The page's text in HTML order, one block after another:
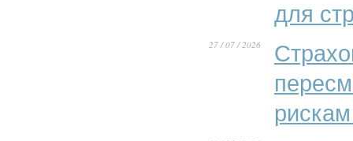
для
27 / 07 / 2026